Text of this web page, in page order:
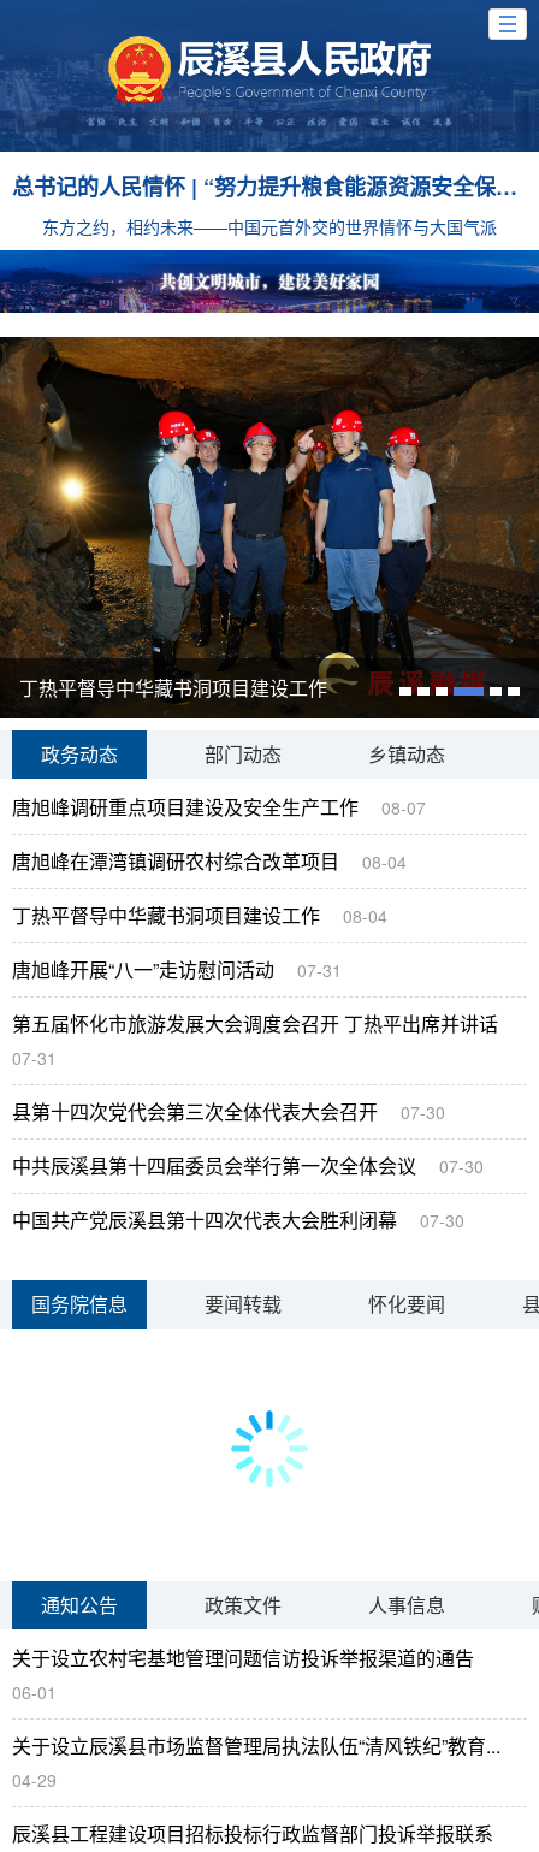
总书记的人民情怀 | “努力提升粮食能源资源安全保障能力”
东方之约，相约未来——中国元首外交的世界情怀与大国气派
丁热平督导中华藏书洞项目建设工作
政务动态 部门动态
乡镇动态
唐旭峰调研重点项目建设及安全生产工作
08-07
唐旭峰在潭湾镇调研农村综合改革项目 08-04
丁热平督导中华藏书洞项目建设工作 08-04
唐旭峰开展“八一”走访慰问活动 07-31
第五届怀化市旅游发展大会调度会召开 丁热平出席并讲话
07-31
县第十四次党代会第三次全体代表大会召开 07-30
中共辰溪县第十四届委员会举行第一次全体会议 07-30
中国共产党辰溪县第十四次代表大会胜利闭幕 07-30
国务院信息 要闻转载 怀化要闻
通知公告 政策文件 人事信息
关于设立农村宅基地管理问题信访投诉举报渠道的通告
06-01
关于设立辰溪县市场监督管理局执法队伍“清风铁纪”教育...
04-29
辰溪县工程建设项目招标投标行政监督部门投诉举报联系